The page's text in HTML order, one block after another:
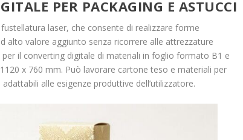
PER PACKAGING E ASTUCCI
laser, che consente di realizzare forme
alto valore aggiunto senza ricorrere alle attrezzature
il converting digitale di materiali in foglio formato B1 e
x 760 mm. Può lavorare cartone teso e materiali per
alle esigenze produttive dell’utilizzatore.